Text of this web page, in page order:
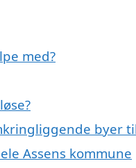
med?
byer
Assens kommune